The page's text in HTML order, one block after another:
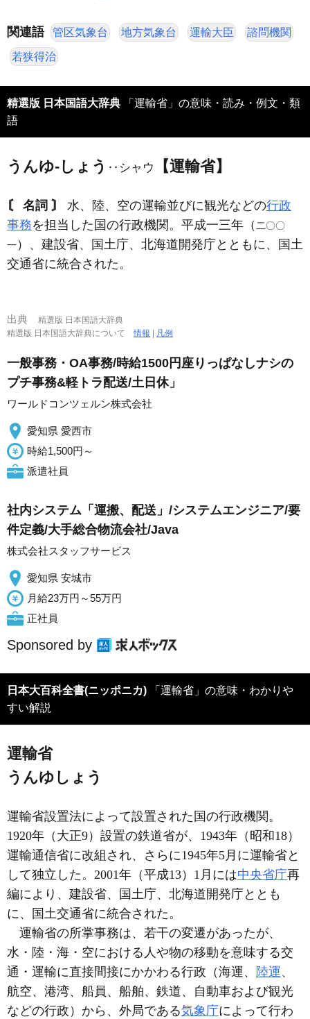
関連語 管区気象台 地方気象台 運輸大臣 諮問機関
若狭得治
精選版 日本国語大辞典 「運輸省」の意味・読み・例文・類
語
うんゆ‐しょう ‥シャウ 【運輸省】
〘 名詞 〙 水、陸、空の運輸並びに観光などの行政
事務を担当した国の行政機関。平成一三年（ 二〇〇
一）、建設省、国土庁、北海道開発庁とともに、国土
交通省に統合された。
出典
精選版 日本国語大辞典
精選版 日本国語大辞典について情報 | 凡例
一般事務・OA事務/時給1500円座りっぱなしナシの
プチ事務&軽トラ配送/土日休」
ワールドコンツェルン株式会社
愛知県 愛西市
時給1,500円～
派遣社員
社内システム「運搬、配送」/システムエンジニア/要
件定義/大手総合物流会社/Java
株式会社スタッフサービス
愛知県 安城市
月給23万円～55万円
正社員
Sponsored by
日本大百科全書(ニッポニカ) 「運輸省」の意味・わかりや
すい解説
運輸省
うんゆしょう
運輸省設置法によって設置された国の行政機関。
1920年（大正9）設置の鉄道省が、1943年（昭和18）
運輸通信省に改組され、さらに1945年5月に運輸省と
して独立した。2001年（平成13）1月には中央省庁再
編により、建設省、国土庁、北海道開発庁ととも
に、国土交通省に統合された。
運輸省の所掌事務は、若干の変遷があったが、
水・陸・海・空における人や物の移動を意味する交
通・運輸に直接間接にかかわる行政（海運、 陸運、
航空、港湾、船員、船舶、鉄道、自動車および観光
などの行政）から、外局である気象庁によって行わ